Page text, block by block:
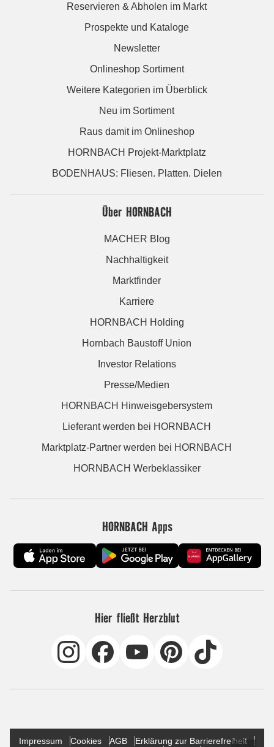
Reservieren & Abholen im Markt
Prospekte und Kataloge
Newsletter
Onlineshop Sortiment
Weitere Kategorien im Überblick
Neu im Sortiment
Raus damit im Onlineshop
HORNBACH Projekt-Marktplatz
BODENHAUS: Fliesen. Platten. Dielen
Über HORNBACH
MACHER Blog
Nachhaltigkeit
Marktfinder
Karriere
HORNBACH Holding
Hornbach Baustoff Union
Investor Relations
Presse/Medien
HORNBACH Hinweisgebersystem
Lieferant werden bei HORNBACH
Marktplatz-Partner werden bei HORNBACH
HORNBACH Werbeklassiker
HORNBACH Apps
Hier fließt Herzblut
Impressum Cookies AGB
Erklärung zur Barrierefreiheit